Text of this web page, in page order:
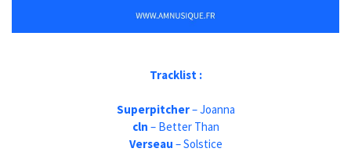
Tracklist :
Superpitcher– Joanna
cln – Better Than
Verseau – Solstice